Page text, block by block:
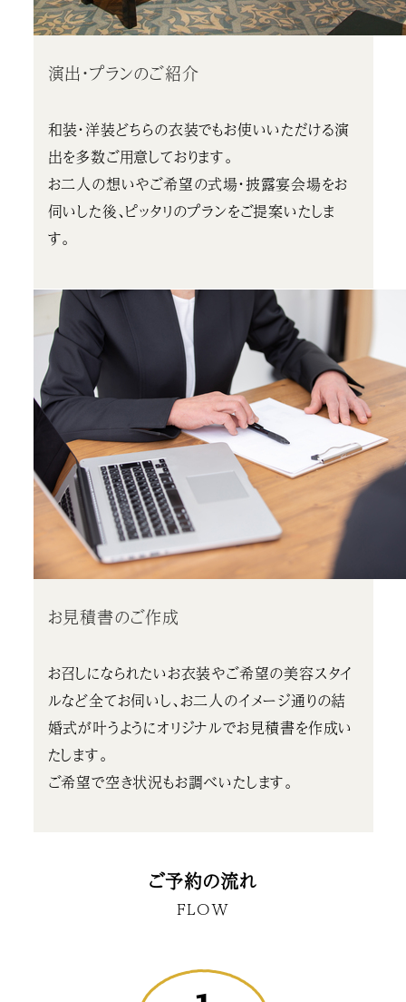
演出・プランのご紹介
和装・洋装どちらの衣装でもお使いいただける演
出を多数ご用意しております。
お二人の想いやご希望の式場・披露宴会場をお
伺いした後、ピッタリのプランをご提案いたしま
す。
お見積書のご作成
お召しになられたいお衣装やご希望の美容スタイ
ルなど全てお伺いし、お二人のイメージ通りの結
婚式が叶うようにオリジナルでお見積書を作成い
たします。
ご希望で空き状況もお調べいたします。
ご予約の流れ
FLOW